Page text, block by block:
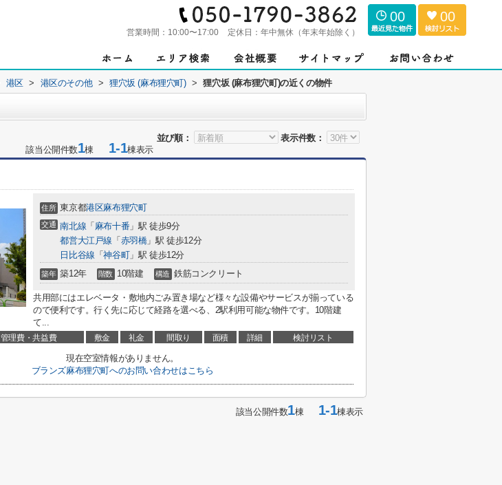
営業時間： 10:00〜17:00 定休日： 年中無休（年末年始除く）
00 00
港区 > 港区のその他 > 狸穴坂 (麻布狸穴町) > 狸穴坂 (麻布狸穴町)の近くの物件
並び順： 表示件数：
該当公開件数1棟 1-1棟表示
住所 東京都港区麻布狸穴町
交通 南北線 「 麻布十番 」駅 徒歩9分
都営大江戸線 「 赤羽橋」駅 徒歩12分
日比谷線 「神谷町」駅 徒歩12分
築年 築12年 階数 10階建 構造 鉄筋コンクリート
共用部にはエレベータ・敷地内ごみ置き場など様々な設備やサービスが揃っている
ので便利です。行く先に応じて経路を選べる、2駅利用可能な物件です。10階建
て...
管理費・共益費 敷金 礼金 間取り 面積 詳細 検討リスト
現在空室情報がありません。
ブランズ麻布狸穴町へのお問い合わせはこちら
該当公開件数1棟 1-1棟表示